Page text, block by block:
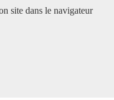
site dans le navigateur